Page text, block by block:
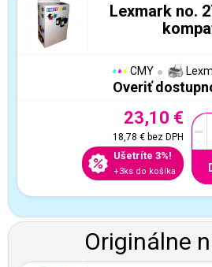
Lexmark no.
CMY
Overiť
23,10 €
18,78 €bez DPH
Ušetríte 3%!
+3ks do košíka
-
Originálne